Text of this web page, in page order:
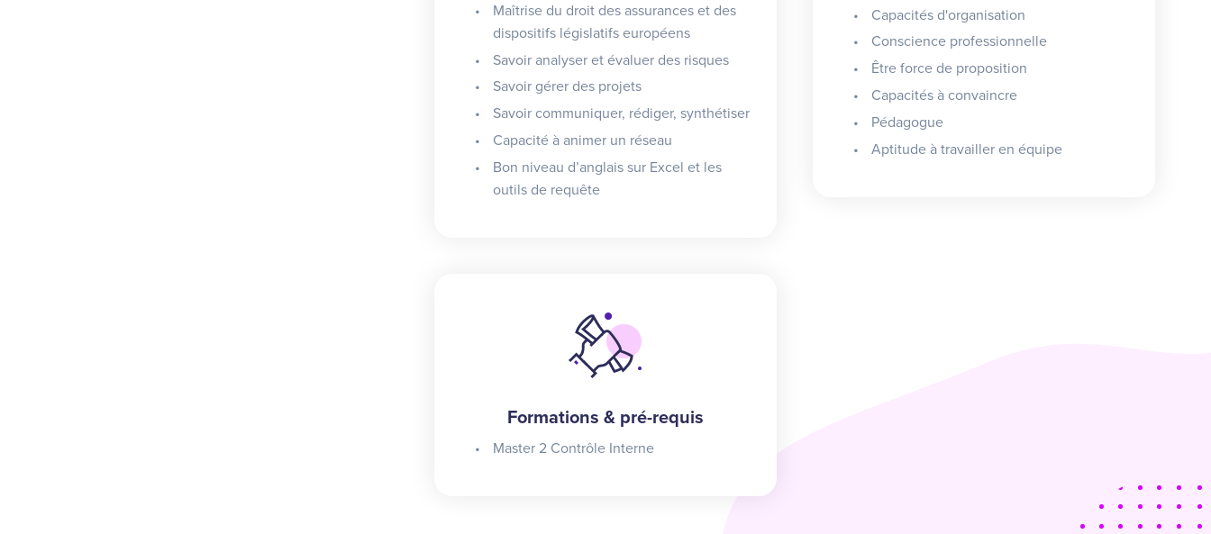
Maîtrise du droit des assurances et des
dispositifs législatifs européens
Savoir analyser et évaluer des risques
Savoir gérer des projets
Savoir communiquer, rédiger, synthétiser
Capacité à animer un réseau
Bon niveau d’anglais sur Excel et les
outils de requête
Formations & pré-requis
Master 2 Contrôle Interne
Capacités d'organisation
Conscience professionnelle
Être force de proposition
Capacités à convaincre
Pédagogue
Aptitude à travailler en équipe